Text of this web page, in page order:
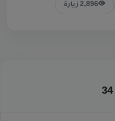
2,896 زيارة